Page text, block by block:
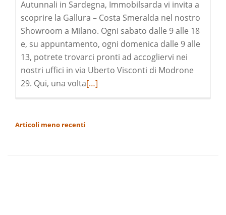
Autunnali in Sardegna, Immobilsarda vi invita a
scoprire la Gallura – Costa Smeralda nel nostro
Showroom a Milano. Ogni sabato dalle 9 alle 18
e, su appuntamento, ogni domenica dalle 9 alle
13, potrete trovarci pronti ad accogliervi nei
nostri uffici in via Uberto Visconti di Modrone
29. Qui, una voltaLeggi
[…]
NAVIGAZIONE
Articoli meno recenti